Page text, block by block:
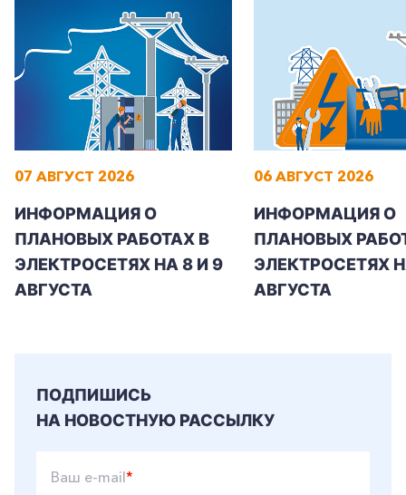
07 АВГУСТ 2026
ИНФОРМАЦИЯ О
ПЛАНОВЫХ РАБОТАХ В
ЭЛЕКТРОСЕТЯХ НА 8 И 9
АВГУСТА
06 АВГУСТ 2026
ИНФОРМАЦИЯ О
ПЛАНОВЫХ
ЭЛЕКТРОСЕТЯХ
АВГУСТА
ПОДПИШИСЬ
НА НОВОСТНУЮ РАССЫЛКУ
Ваш e-mail*